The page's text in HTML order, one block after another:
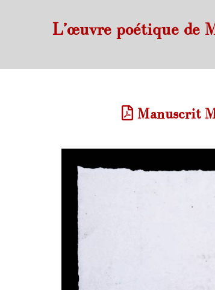
L’œuvre poétique de
Manuscrit